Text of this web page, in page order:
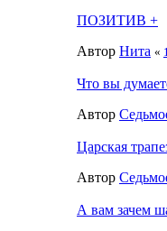
ПОЗИТИВ +
Автор Нита « 1
Что вы
Автор
Царская
Автор
А вам зачем